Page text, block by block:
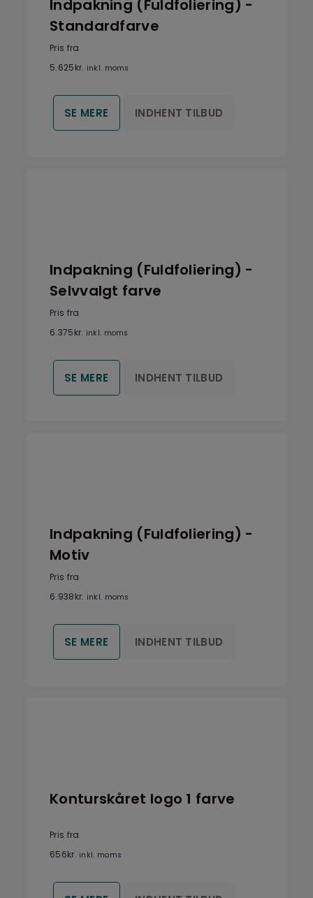
Indpakning (Fuldfoliering) -
Standardfarve
Pris fra
5.625kr. inkl. moms
SE MERE INDHENT TILBUD
Indpakning (Fuldfoliering) -
Selvvalgt farve
Pris fra
6.375kr. inkl. moms
SE MERE INDHENT TILBUD
Indpakning (Fuldfoliering) -
Motiv
Pris fra
6.938kr. inkl. moms
SE MERE INDHENT TILBUD
Konturskåret logo 1 farve
Pris fra
656kr. inkl. moms